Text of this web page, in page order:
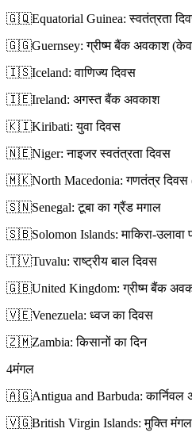
🇬🇶Equatorial Guinea: स्वतंत्रता
🇬🇬Guernsey: ग्रीष्म बैंक अवकाश
🇮🇸Iceland: वाणिज्य दिवस
🇮🇪Ireland: अगस्त बैंक अवकाश
🇰🇮Kiribati: युवा दिवस
🇳🇪Niger: नाइजर स्वतंत्रता दिवस
🇲🇰North Macedonia: गणतंत्र दिवस
🇸🇳Senegal: टूबा का ग्रैंड मगाल
🇸🇧Solomon Islands: माकिरा-उलावा
🇹🇻Tuvalu: राष्ट्रीय बाल दिवस
🇬🇧United Kingdom: ग्रीष्म बैंक
🇻🇪Venezuela: ध्वज का दिवस
🇿🇲Zambia: किसानों का दिन
4मंगल
🇦🇬Antigua and Barbuda: कार्निवल
🇻🇬British Virgin Islands: मुक्ति